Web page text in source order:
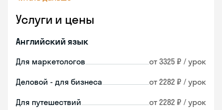
Услуги и цены
Английский язык
Для маркетологов от 3325 ₽ / урок
Деловой - для бизнеса от 2282 ₽ / урок
Для путешествий от 2282 ₽ / урок